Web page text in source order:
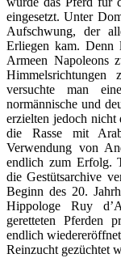
eingesetzt. Unter
Aufschwung, der
Erliegen kam. Denn
Armeen Napoleons
Himmelsrichtungen
versuchte man
normännische und
erzielten jedoch nicht
die Rasse mit
Verwendung von
endlich zum Erfolg.
die Gestütsarchive
Beginn des 20.
Hippologe Ruy
geretteten Pferden
endlich
Reinzucht gezüchtet